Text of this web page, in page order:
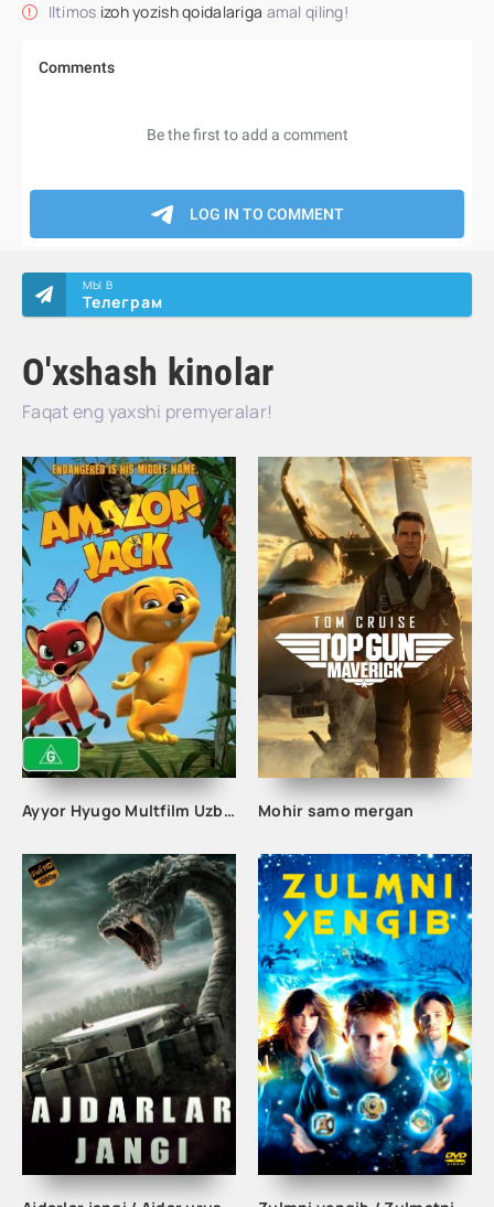
Iltimos izoh yozish qoidalariga amal qiling!
O'xshash kinolar
Faqat eng yaxshi premyeralar!
МЫ В
Телеграм
Ayyor Hyugo Multfilm Uzbek tilida 2007 tarjima multik Mohir samo mergan